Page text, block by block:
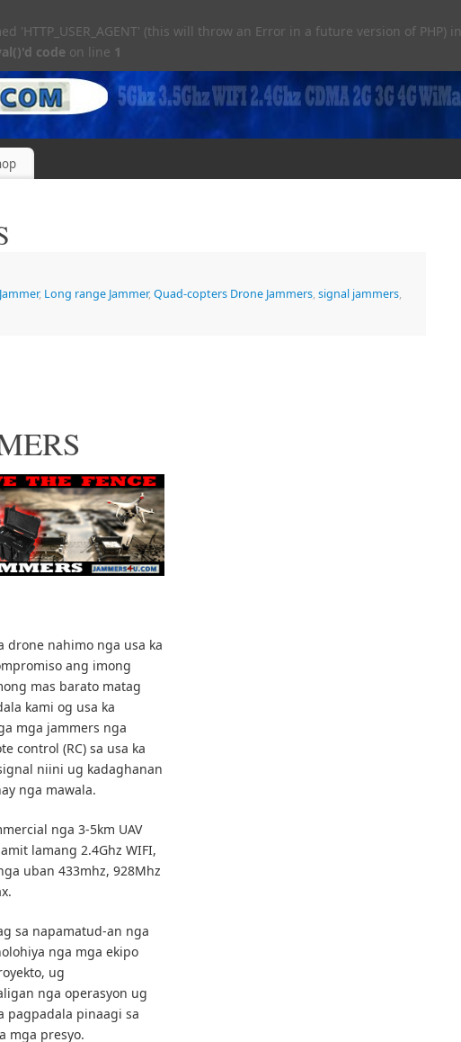
'HTTP_USER_AGENT' (this will throw an Error in a future version of PHP) in
code on line 1
, Long range Jammer, Quad-copters Drone Jammers, signal jammers,
drone nahimo nga usa ka
ang imong
mas barato matag
kami og usa ka
mga jammers nga
control (RC) sa usa ka
niini ug kadaghanan
nga mawala.
nga 3-5km UAV
lamang 2.4Ghz WIFI,
uban 433mhz, 928Mhz
sa napamatud-an nga
nga mga ekipo
ug
nga operasyon ug
pagpadala pinaagi sa
mga presyo.